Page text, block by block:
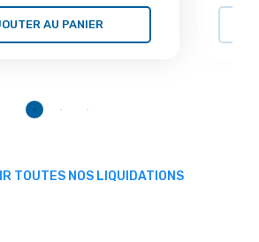
AU PANIER
TOUTES NOS LIQUIDATIONS